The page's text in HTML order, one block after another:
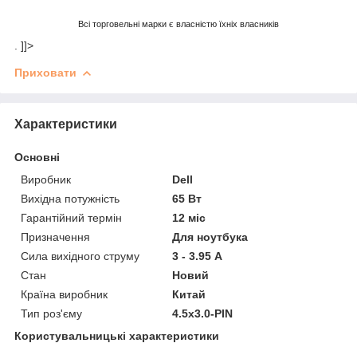
Всі торговельні марки є власністю їхніх власників
. ]]>
Приховати
Характеристики
Основні
Виробник
Dell
Вихідна потужність
65 Вт
Гарантійний термін
12 міс
Призначення
Для ноутбука
Сила вихідного струму
3 - 3.95 А
Стан
Новий
Країна виробник
Китай
Тип роз'єму
4.5х3.0-PIN
Користувальницькі характеристики